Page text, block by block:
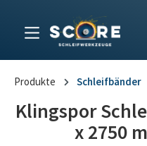
Produkte Schleifbänder
Klingspor
x 2750